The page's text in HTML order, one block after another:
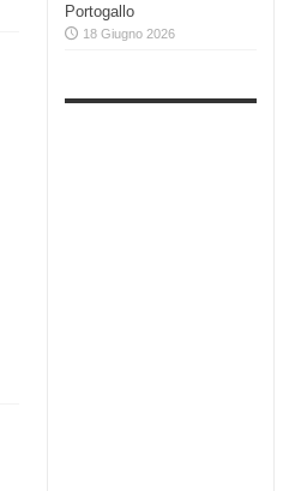
Portogallo
18 Giugno 2026